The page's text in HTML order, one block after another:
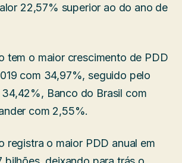
22,57% superior ao do ano de
tem o maior crescimento de PDD
com 34,97%, seguido pelo
Banco do Brasil com
com 2,55%.
registra o maior PDD anual em